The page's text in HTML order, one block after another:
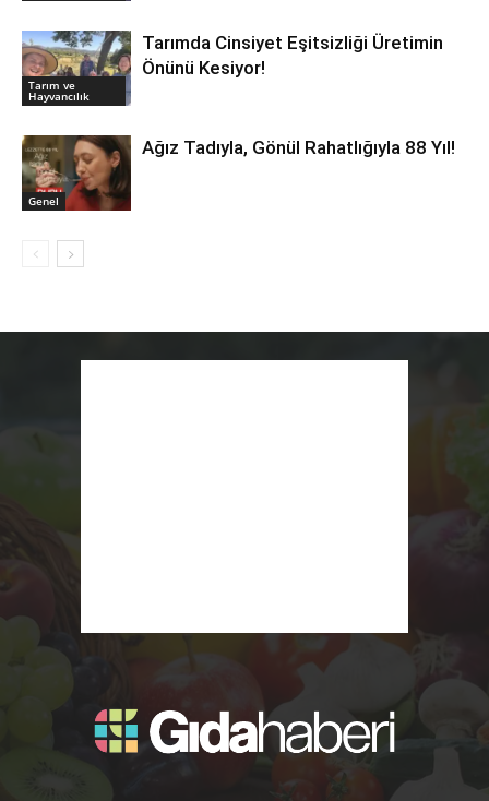
Tarım ve
Hayvancılık
Tarımda Cinsiyet Eşitsizliği Üretimin
Önünü Kesiyor!
Genel
Ağız Tadıyla, Gönül Rahatlığıyla 88 Yıl!